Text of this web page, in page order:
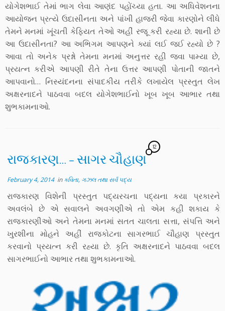
યોગેશભાઈ તેમાં ભાગ લેવા આણંદ પહોંચ્યા હતા. આ અધિવેશનના
આયોજન પ્રત્યે ઉદાસીનતા અને પાંખી હાજરી જેવા કારણોને લીધે
તેમને મનમાં ખૂંચતી કેફિયત તેઓ અહીં રજૂ કરી રહ્યા છે. શાની છે
આ ઉદાસીનતા? આ અભિગમ આપણને ક્યાં લઈ જઈ રહ્યો છે ?
આવા તો અનેક પ્રશ્નો તેમના મનમાં અનુત્તર રહી જવા પામ્યા છે,
પ્રયત્ન કરીએ આપણી રીતે તેના ઉત્તર આપણી પોતાની જાતને
આપવાનો… નિસ્યંદનના સંપાદકીય તરીકે લખાયેલ પ્રસ્તુત લેખ
અક્ષરનાદને પાઠવવા બદલ યોગેશભાઈનો ખૂબ ખૂબ આભાર તથા
શુભકામનાઓ.
રાજકારણ… – સાગર ચૌહાણ
12
February 4, 2014inકવિતા, ગઝલ તથા સર્વ પદ્ય
રાજકારણ વિશેની પ્રસ્તુત પદ્યરચના પદ્યના કયા પ્રકારને
અવલંબે છે એ સવાલને અવગણીએ તો એમ કહી શકાય કે
રાજકારણીઓ અને તેમના મનમાં સતત ચાલતા સત્તા, સંપત્તિ અને
ખુરશીના મોહને અહીં રાજકોટના સાગરભાઈ ચૌહાણ પ્રસ્તુત
કરવાનો પ્રયત્ન કરી રહ્યા છે. કૃતિ અક્ષરનાદને પાઠવવા બદલ
સાગરભાઈનો આભાર તથા શુભકામનાઓ.